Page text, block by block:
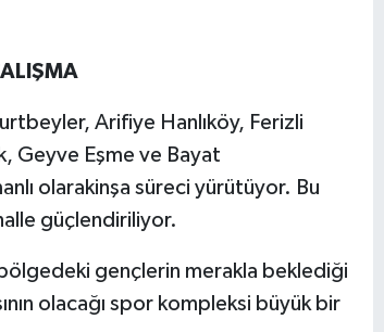
Arifiye Hanlıköy, Ferizli
Geyve Eşme ve Bayat
olarakinşa süreci yürütüyor. Bu
güçlendiriliyor.
gençlerin merakla beklediği
olacağı spor kompleksi büyük bir